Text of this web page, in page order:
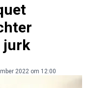
jurk
2022 om 12:00